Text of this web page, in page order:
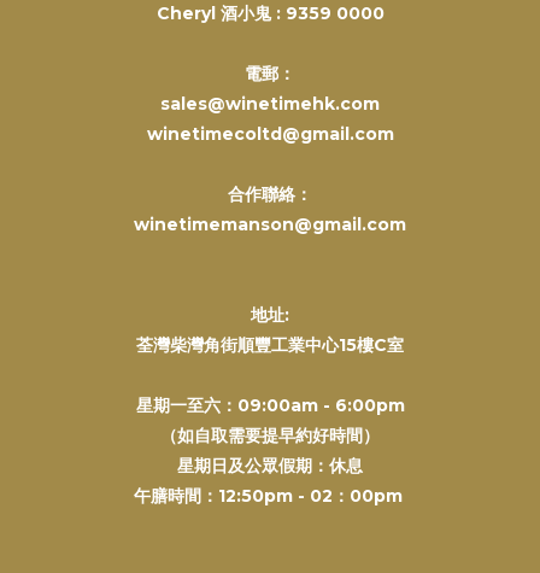
Cheryl 酒小鬼 : 9359 0000
電郵：
sales@winetimehk.com
winetimecoltd@gmail.com
合作聯絡：
winetimemanson@gmail.com
地址:
荃灣柴灣角街順豐工業中心15樓C室
星期一至六：09:00am - 6:00pm
（如自取需要提早約好時間）
星期日及公眾假期：休息
午膳時間：12:50pm - 02：00pm